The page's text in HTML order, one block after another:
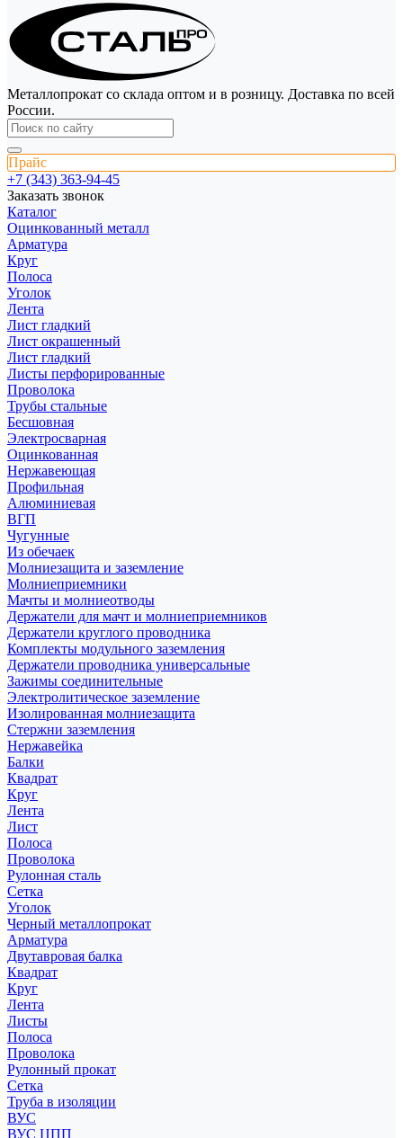
Металлопрокат со склада оптом и в розницу. Доставка по всей
России.
Прайс
+7 (343) 363-94-45
Заказать звонок
Каталог
Оцинкованный металл
Арматура
Круг
Полоса
Уголок
Лента
Лист гладкий
Лист окрашенный
Лист гладкий
Листы перфорированные
Проволока
Трубы стальные
Бесшовная
Электросварная
Оцинкованная
Нержавеющая
Профильная
Алюминиевая
ВГП
Чугунные
Из обечаек
Молниезащита и заземление
Молниеприемники
Мачты и молниеотводы
Держатели для мачт и молниеприемников
Держатели круглого проводника
Комплекты модульного заземления
Держатели проводника универсальные
Зажимы соединительные
Электролитическое заземление
Изолированная молниезащита
Стержни заземления
Нержавейка
Балки
Квадрат
Круг
Лента
Лист
Полоса
Проволока
Рулонная сталь
Сетка
Уголок
Черный металлопрокат
Арматура
Двутавровая балка
Квадрат
Круг
Лента
Листы
Полоса
Проволока
Рулонный прокат
Сетка
Труба в изоляции
ВУС
ВУС ЦПП